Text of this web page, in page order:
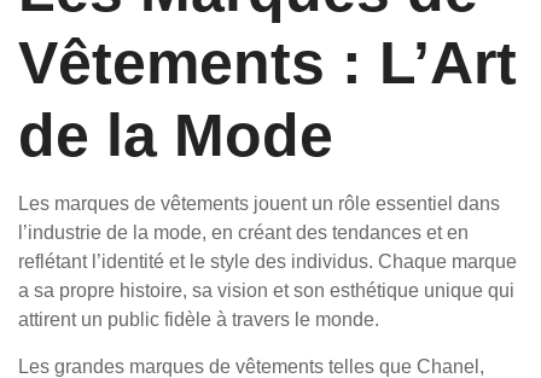
Vêtements : L’Art
de la Mode
Les marques de vêtements jouent un rôle essentiel dans
l’industrie de la mode, en créant des tendances et en
reflétant l’identité et le style des individus. Chaque marque
a sa propre histoire, sa vision et son esthétique unique qui
attirent un public fidèle à travers le monde.
Les grandes marques de vêtements telles que Chanel,